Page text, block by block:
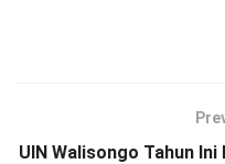
UIN Walisongo Tahun